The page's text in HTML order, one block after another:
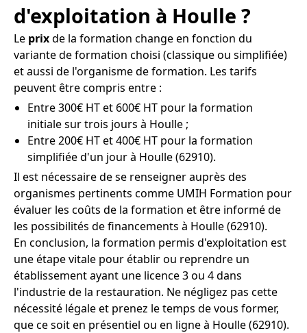
d'exploitation à Houlle ?
Le prixde la formation change en fonction du
variante de formation choisi (classique ou simplifiée)
et aussi de l'organisme de formation. Les tarifs
peuvent être compris entre :
Entre 300€ HT et 600€ HT pour la formation
initiale sur trois jours à Houlle ;
Entre 200€ HT et 400€ HT pour la formation
simplifiée d'un jour à Houlle (62910).
Il est nécessaire de se renseigner auprès des
organismes pertinents comme UMIH Formation pour
évaluer les coûts de la formation et être informé de
les possibilités de financements à Houlle (62910).
En conclusion, la formation permis d'exploitation est
une étape vitale pour établir ou reprendre un
établissement ayant une licence 3 ou 4 dans
l'industrie de la restauration. Ne négligez pas cette
nécessité légale et prenez le temps de vous former,
que ce soit en présentiel ou en ligne à Houlle (62910).